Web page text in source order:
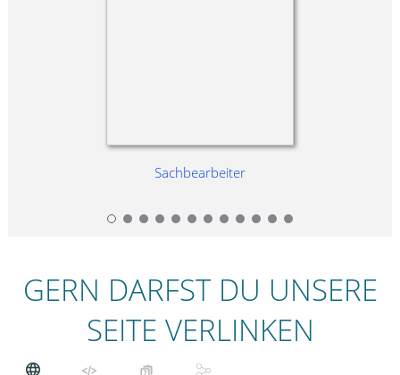
Sachbearbeiter
GERN DARFST DU UNSERE
SEITE VERLINKEN